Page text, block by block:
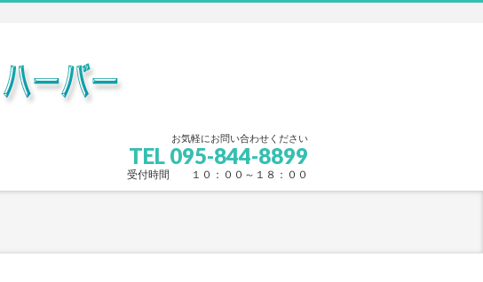
お気軽にお問い合わせください
TEL 095-844-8899
受付時間 １０：００～１８：００